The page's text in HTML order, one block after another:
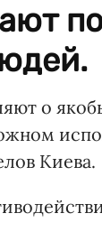
о
Киева.